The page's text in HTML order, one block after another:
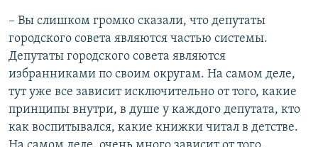
– Вы слишком громко сказали, что депутаты
городского совета являются частью системы.
Депутаты городского совета являются
избранниками по своим округам. На самом деле,
тут уже все зависит исключительно от того, какие
принципы внутри, в душе у каждого депутата, кто
как воспитывался, какие книжки читал в детстве.